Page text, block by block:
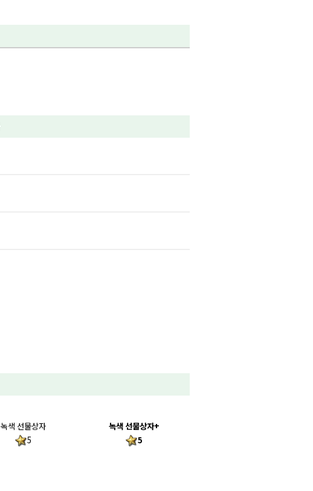
녹색 선물상자
5
녹색 선물상자+
5